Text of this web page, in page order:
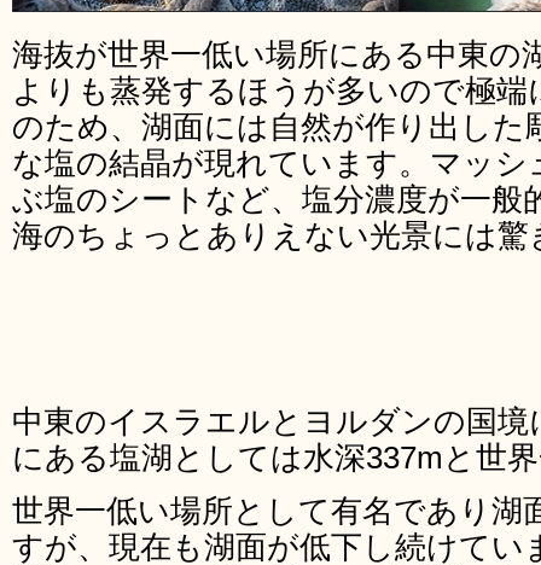
海抜が世界一低い場所にある中東の
よりも蒸発するほうが多いので極端
のため、湖面には自然が作り出した
な塩の結晶が現れています。マッ
ぶ塩のシートなど、塩分濃度が一般
海のちょっとありえない光景には驚
中東のイスラエルとヨルダンの国
にある塩湖としては水深337mと世
世界一低い場所として有名であり湖
すが、現在も湖面が低下し続けてい